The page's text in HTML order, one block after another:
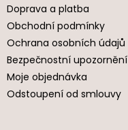
Doprava a platba
Obchodní podmínky
Ochrana osobních údajů
Bezpečnostní upozornění
Moje objednávka
Odstoupení od smlouvy